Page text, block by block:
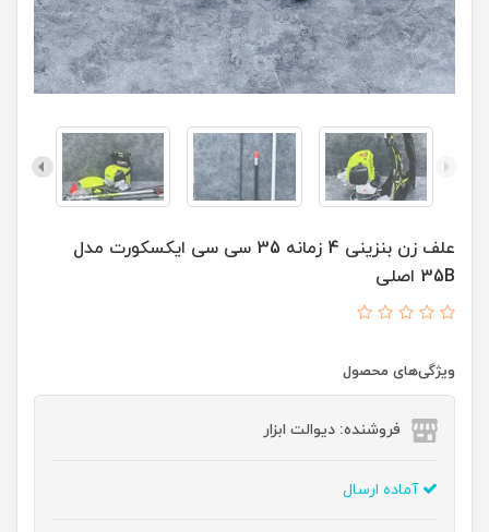
علف زن بنزینی 4 زمانه 35 سی سی ایکسکورت مدل
35B اصلی
ویژگی‌های محصول
فروشنده: دیوالت ابزار
آماده ارسال